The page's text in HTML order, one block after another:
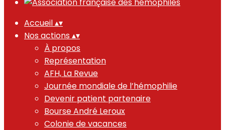
Accueil▴▾
Nos actions ▴▾
À propos
Représentation
AFH, La Revue
Journée mondiale de l’hémophilie
Devenir patient partenaire
Bourse André Leroux
Colonie de vacances